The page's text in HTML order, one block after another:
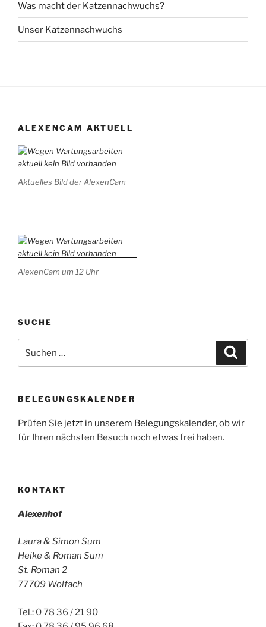
Was macht der Katzennachwuchs?
Unser Katzennachwuchs
ALEXENCAM AKTUELL
Aktuelles Bild der AlexenCam
AlexenCam um 12 Uhr
SUCHE
nach:
BELEGUNGSKALENDER
Prüfen Sie jetzt in unserem Belegungskalender, ob wir
für Ihren nächsten Besuch noch etwas frei haben.
KONTAKT
Alexenhof
Laura & Simon Sum
Heike & Roman Sum
St. Roman 2
77709 Wolfach
Tel.: 0 78 36 / 21 90